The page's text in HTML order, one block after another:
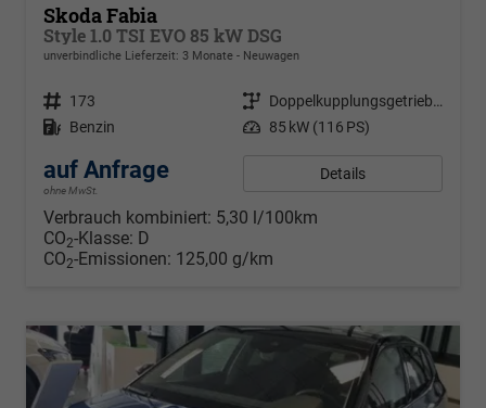
Skoda Fabia
Style 1.0 TSI EVO 85 kW DSG
unverbindliche Lieferzeit: 3 Monate Neuwagen
Fahrzeugnr. 173 Getriebe
Doppelkupplungsgetriebe (DSG)
Kraftstoff Benzin Leistung 85 kW (116 PS)
auf Anfrage
ohne MwSt.
Details
Verbrauch kombiniert: 5,30 l/100km
CO2-Klasse: D
CO2-Emissionen: 125,00 g/km